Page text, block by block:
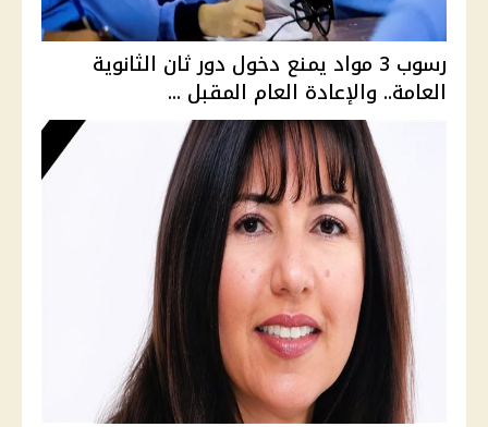
رسوب 3 مواد يمنع دخول دور ثان الثانوية
العامة.. والإعادة العام المقبل ...